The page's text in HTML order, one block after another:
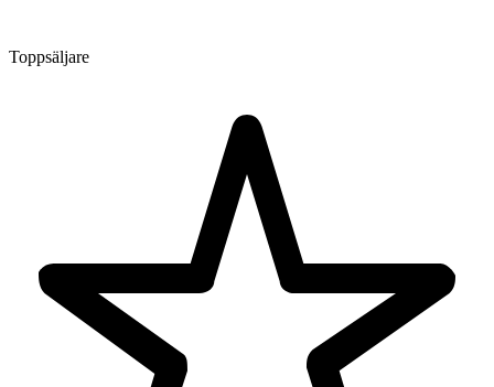
Toppsäljare